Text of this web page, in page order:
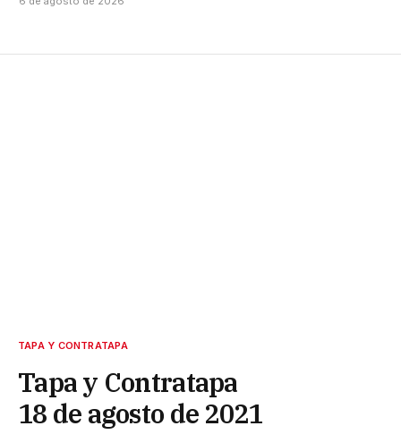
TAPA Y CONTRATAPA
Tapa y Contratapa
18 de agosto de 2021